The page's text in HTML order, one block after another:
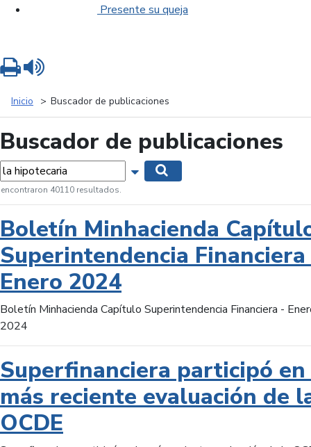
Presente su queja
Inicio Buscador de publicaciones
Buscador de publicaciones
Mostrar opciones de búsqueda
encontraron 40110 resultados.
Boletín Minhacienda
Superintendencia
Enero 2024
Boletín Minhacienda Capítulo Superintendencia Financiera -
2024
Superfinanciera participó
más reciente evaluación de
OCDE
Imprimir